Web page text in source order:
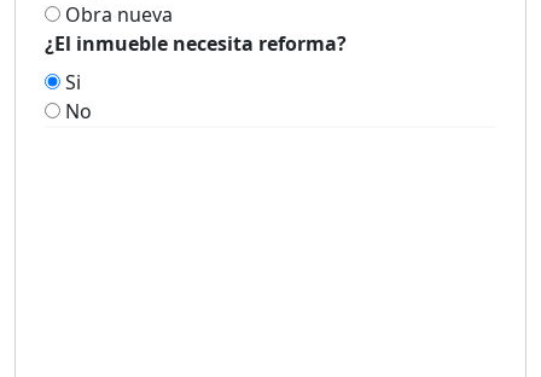
Obra nueva
¿El inmueble necesita reforma?
Si
No